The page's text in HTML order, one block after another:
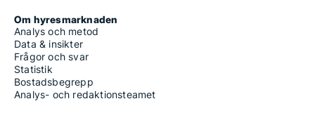
Om hyresmarknaden
Analys och metod
Data & insikter
Frågor och svar
Statistik
Bostadsbegrepp
Analys- och redaktionsteamet